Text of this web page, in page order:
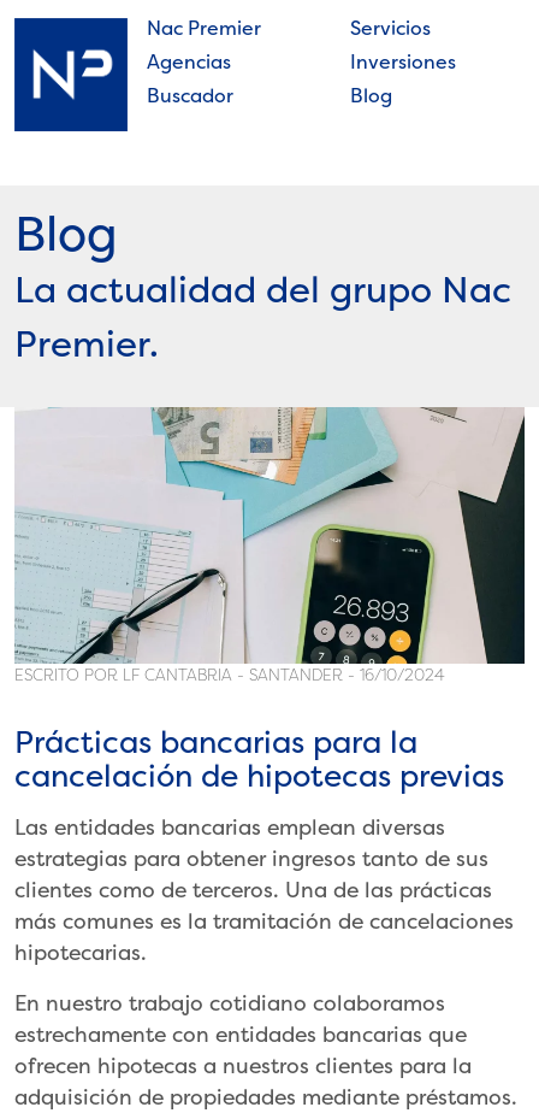
Skip
content
Nac Premier
Agencias
Buscador
Servicios
Inversiones
Blog
Blog
La actualidad del grupo Nac
Premier.
ESCRITO POR LF CANTABRIA - SANTANDER - 16/10/2024
Prácticas bancarias para la
cancelación de hipotecas previas
Las entidades bancarias emplean diversas
estrategias para obtener ingresos tanto de sus
clientes como de terceros. Una de las prácticas
más comunes es la tramitación de cancelaciones
hipotecarias.
En nuestro trabajo cotidiano colaboramos
estrechamente con entidades bancarias que
ofrecen hipotecas a nuestros clientes para la
adquisición de propiedades mediante préstamos.